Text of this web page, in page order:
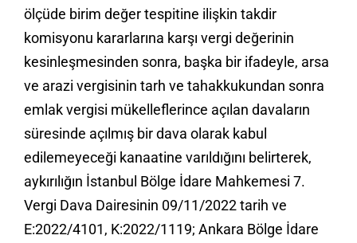
ölçüde birim değer tespitine ilişkin takdir
komisyonu kararlarına karşı vergi değerinin
kesinleşmesinden sonra, başka bir ifadeyle, arsa
ve arazi vergisinin tarh ve tahakkukundan sonra
emlak vergisi mükelleflerince açılan davaların
süresinde açılmış bir dava olarak kabul
edilemeyeceği kanaatine varıldığını belirterek,
aykırılığın İstanbul Bölge İdare Mahkemesi 7.
Vergi Dava Dairesinin 09/11/2022 tarih ve
E:2022/4101, K:2022/1119; Ankara Bölge İdare